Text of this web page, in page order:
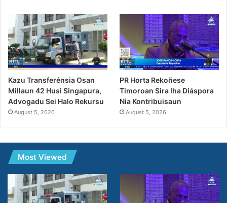
Kazu Transferénsia Osan
Millaun 42 Husi Singapura,
Advogadu Sei Halo Rekursu
August 5, 2026
PR Horta Rekoñese
Timoroan Sira Iha Diáspora
Nia Kontribuisaun
August 5, 2026
Most Viewed